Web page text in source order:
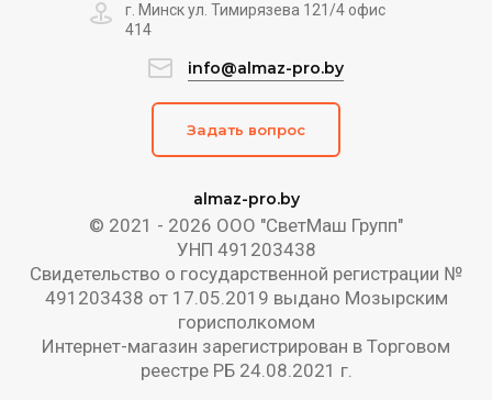
almaz-pro.by
© 2021 - 2026 ООО "СветМаш Групп"
УНП 491203438
Свидетельство о государственной регистрации №
491203438 от 17.05.2019 выдано Мозырским
горисполкомом
Интернет-магазин зарегистрирован в Торговом
реестре РБ 24.08.2021 г.
г. Минск ул. Тимирязева 121/4 офис
414
info@almaz-pro.by
Задать вопрос